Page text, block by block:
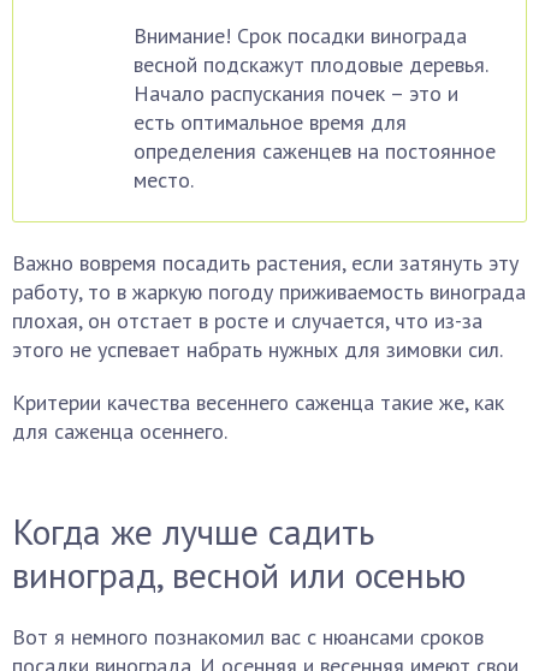
Внимание! Срок посадки винограда
весной подскажут плодовые деревья.
Начало распускания почек – это и
есть оптимальное время для
определения саженцев на постоянное
место.
Важно вовремя посадить растения, если затянуть эту
работу, то в жаркую погоду приживаемость винограда
плохая, он отстает в росте и случается, что из-за
этого не успевает набрать нужных для зимовки сил.
Критерии качества весеннего саженца такие же, как
для саженца осеннего.
Когда же лучше садить
виноград, весной или осенью
Вот я немного познакомил вас с нюансами сроков